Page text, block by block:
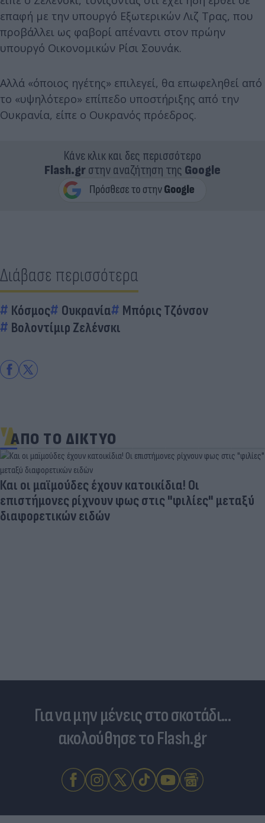
επαφή με την υπουργό Εξωτερικών Λιζ Τρας, που
προβάλλει ως φαβορί απέναντι στον πρώην
υπουργό Οικονομικών Ρίσι Σουνάκ.
Αλλά «όποιος ηγέτης» επιλεγεί, θα επωφεληθεί από
το «υψηλότερο» επίπεδο υποστήριξης από την
Ουκρανία, είπε ο Ουκρανός πρόεδρος.
Κάνε κλικ και δες περισσότερο
Flash.grστην αναζήτηση της Google
Διάβασε περισσότερα
Κόσμος Ουκρανία
Μπόρις Τζόνσον
Βολοντίμιρ Ζελένσκι
ΑΠΟ ΤΟ ΔΙΚΤΥΟ
Και οι μαϊμούδες έχουν κατοικίδια! Οι
επιστήμονες ρίχνουν φως στις "φιλίες" μεταξύ
διαφορετικών ειδών
Για να μην μένεις στο σκοτάδι...
ακολούθησε το Flash.gr